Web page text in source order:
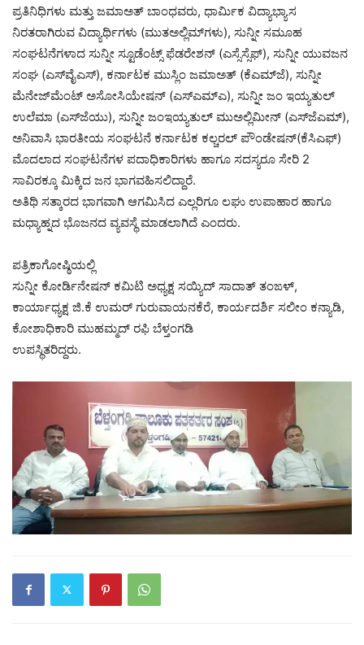
ಪ್ರತಿನಿಧಿಗಳು ಮತ್ತು ಜಮಾಅತ್ ಬಾಂಧವರು, ಧಾರ್ಮಿಕ ವಿದ್ಯಾಭ್ಯಾಸ
ನಿರತರಾಗಿರುವ ವಿದ್ಯಾರ್ಥಿಗಳು (ಮುತ‌ಅಲ್ಲಿಮ್‌ಗಳು), ಸುನ್ನೀ ಸಮೂಹ‌
ಸಂಘಟನೆಗಳಾದ ಸುನ್ನೀ ಸ್ಟೂಡೆಂಟ್ಸ್ ಫೆಡರೇಶನ್ (ಎಸ್ಸೆಸ್ಸೆಫ್), ಸುನ್ನೀ ಯುವಜನ
ಸಂಘ (ಎಸ್‌ವೈಎಸ್),‌ ಕರ್ನಾಟಕ ಮುಸ್ಲಿಂ ಜಮಾಅತ್ (ಕೆಎಮ್‌ಜೆ), ಸುನ್ನೀ‌
ಮೆನೇಜ್‌ಮೆಂಟ್ ಅಸೋಸಿಯೇಷನ್ (ಎಸ್‌ಎಮ್‌ಎ), ಸುನ್ನೀ‌ ಜಂ ಇಯ್ಯತುಲ್
ಉಲೆಮಾ (ಎಸ್‌ಜೆಯು), ಸುನ್ನೀ ಜಂಇಯ್ಯತುಲ್ ಮುಅಲ್ಲಿಮೀನ್ (ಎಸ್‌ಜೆಎಮ್),
ಅನಿವಾಸಿ ಭಾರತೀಯ ಸಂಘಟನೆ ಕರ್ನಾಟಕ ಕಲ್ಚರಲ್ ಪೌಂಡೇಷನ್(ಕೆಸಿಎಫ್)
ಮೊದಲಾದ ಸಂಘಟನೆಗಳ ಪದಾಧಿಕಾರಿಗಳು ಹಾಗೂ ಸದಸ್ಯರೂ ಸೇರಿ 2
ಸಾವಿರಕ್ಕೂ ಮಿಕ್ಕಿದ ಜನ ಭಾಗವಹಿಸಲಿದ್ದಾರೆ.
ಅತಿಥಿ ಸತ್ಕಾರದ ಭಾಗವಾಗಿ ಆಗಮಿಸಿದ ಎಲ್ಲರಿಗೂ ಲಘು ಉಪಾಹಾರ ಹಾಗೂ
ಮಧ್ಯಾಹ್ನದ ಭೊಜನದ ವ್ಯವಸ್ಥೆ ಮಾಡಲಾಗಿದೆ ಎಂದರು.
ಪತ್ರಿಕಾಗೋಷ್ಠಿಯಲ್ಲಿ
ಸುನ್ನೀ ಕೋರ್ಡಿನೇಷನ್ ಕಮಿಟಿ ಅಧ್ಯಕ್ಷ ಸಯ್ಯಿದ್ ಸಾದಾತ್ ತಂಙಳ್,
ಕಾರ್ಯಾಧ್ಯಕ್ಷ ಜಿ.ಕೆ ಉಮರ್ ಗುರುವಾಯನಕೆರೆ, ಕಾರ್ಯದರ್ಶಿ ಸಲೀಂ ಕನ್ಯಾಡಿ,
ಕೋಶಾಧಿಕಾರಿ ಮುಹಮ್ಮದ್ ರಫಿ ಬೆಳ್ತಂಗಡಿ
ಉಪಸ್ಥಿತರಿದ್ದರು.